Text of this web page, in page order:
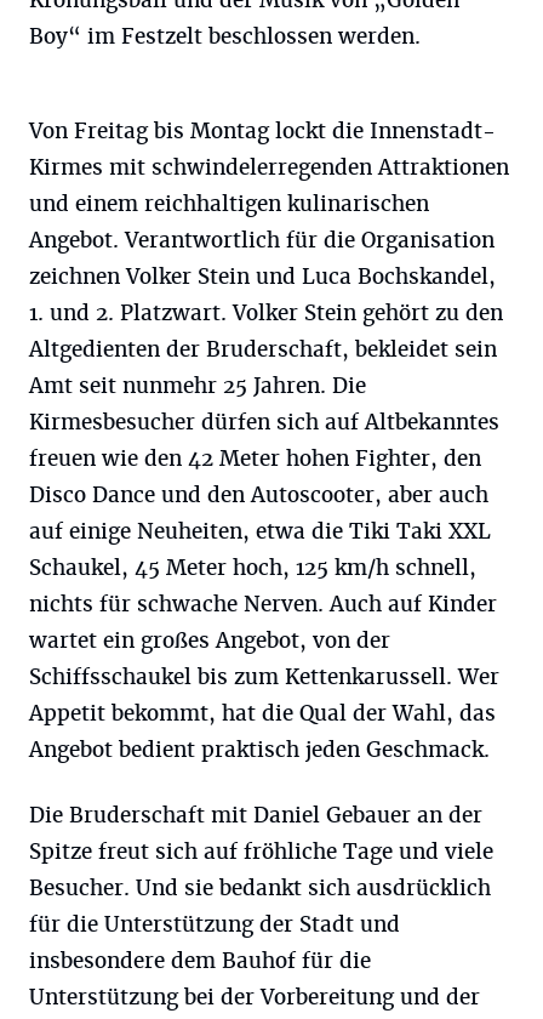
Boy“ im Festzelt beschlossen werden.
Von Freitag bis Montag lockt die Innenstadt-
Kirmes mit schwindelerregenden Attraktionen
und einem reichhaltigen kulinarischen
Angebot. Verantwortlich für die Organisation
zeichnen Volker Stein und Luca Bochs­kandel,
1. und 2. Platzwart. Volker Stein gehört zu den
Altgedienten der Bruderschaft, bekleidet sein
Amt seit nunmehr 25 Jahren. Die
Kirmesbesucher dürfen sich auf Altbekanntes
freuen wie den 42 Meter hohen Fighter, den
Disco Dance und den Autoscooter, aber auch
auf einige Neuheiten, etwa die Tiki Taki XXL
Schaukel, 45 Meter hoch, 125 km/h schnell,
nichts für schwache Nerven. Auch auf Kinder
wartet ein großes Angebot, von der
Schiffsschaukel bis zum Kettenkarussell. Wer
Appetit bekommt, hat die Qual der Wahl, das
Angebot bedient praktisch jeden Geschmack.
Die Bruderschaft mit Daniel Gebauer an der
Spitze freut sich auf fröhliche Tage und viele
Besucher. Und sie bedankt sich ausdrücklich
für die Unterstützung der Stadt und
insbesondere dem Bauhof für die
Unterstützung bei der Vorbereitung und der